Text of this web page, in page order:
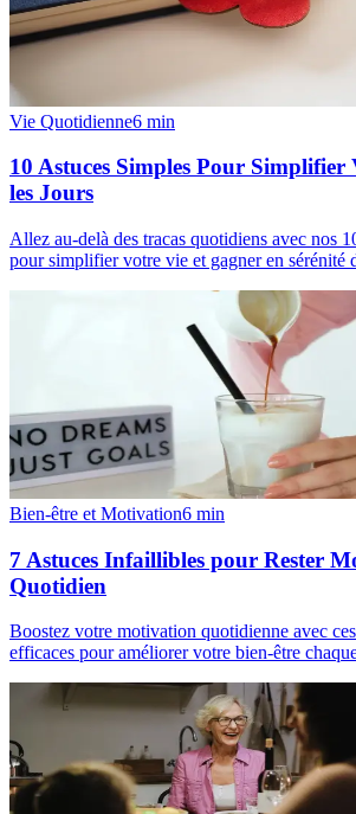
Vie Quotidienne6 min
10 Astuces Simples Pour Simplifier
les Jours
Allez au-delà des tracas quotidiens avec nos
pour simplifier votre vie et gagner en sérénité
Bien-être et Motivation6 min
7 Astuces Infaillibles pour Rester
Quotidien
Boostez votre motivation quotidienne avec
efficaces pour améliorer votre bien-être